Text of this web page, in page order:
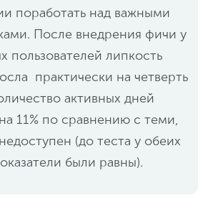
поработать над важными
После внедрения фичи у
пользователей липкость
практически на четверть
активных дней
11% по сравнению с теми,
(до теста у обеих
были равны).